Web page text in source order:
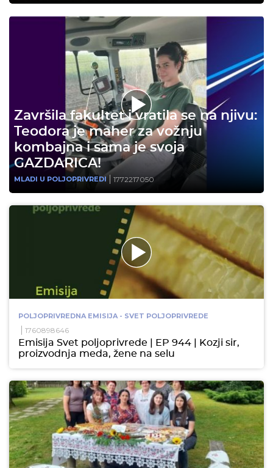
Završila fakultet i vratila se na njivu:
Teodora je maher za vožnju
kombajna i sama je svoja
GAZDARICA!
MLADI U POLJOPRIVREDI 1772217050
POLJOPRIVREDNA EMISIJA - SVET POLJOPRIVREDE
1760898646
Emisija Svet poljoprivrede | EP 944 | Kozji sir,
proizvodnja meda, žene na selu